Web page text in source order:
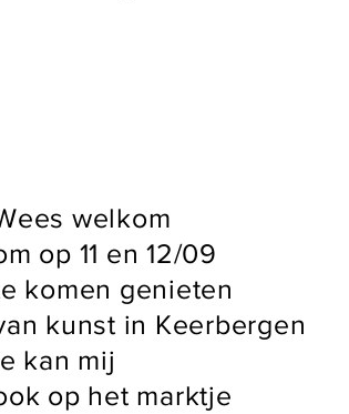
welkom
op 11 en 12/09
komen genieten
kunst in Keerbergen
kan mij
op het marktje